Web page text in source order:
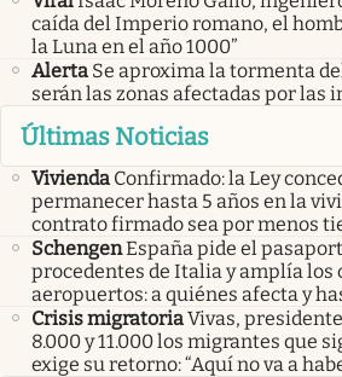
caída del Imperio romano, el
la Luna en el año 1000”
Alerta Se aproxima la tormenta
serán las zonas afectadas por las
Últimas Noticias
Vivienda Confirmado: la Ley
permanecer hasta 5 años en la
contrato firmado sea por menos
SchengenEspaña pide el
procedentes de Italia y amplía los
aeropuertos: a quiénes afecta y
Crisis migratoriaVivas,
8.000 y 11.000 los migrantes que
exige su retorno: “Aquí no va a